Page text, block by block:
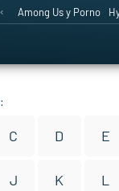
Among Us y Porno
C D E
J K L